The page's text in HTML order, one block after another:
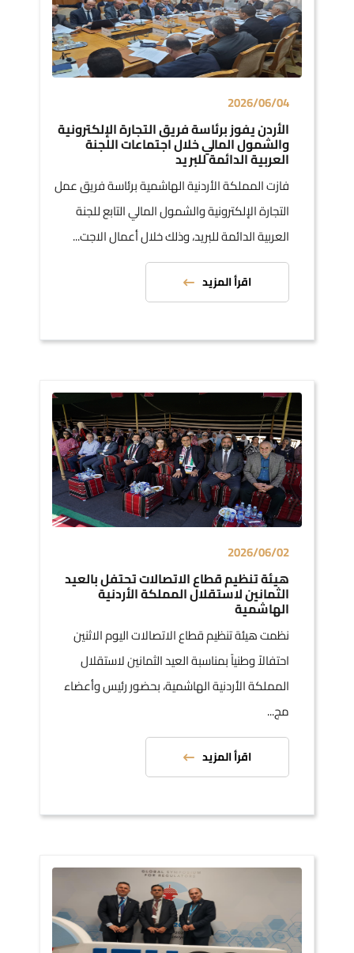
2026/06/04
الأردن يفوز برئاسة فريق التجارة الإلكترونية
والشمول المالي خلال اجتماعات اللجنة
العربية الدائمة للبريد
فازت المملكة الأردنية الهاشمية برئاسة فريق عمل
التجارة الإلكترونية والشمول المالي التابع للجنة
العربية الدائمة للبريد، وذلك خلال أعمال الاجت...
اقرأ المزيد
2026/06/02
هيئة تنظيم قطاع الاتصالات تحتفل بالعيد
الثمانين لاستقلال المملكة الأردنية
الهاشمية
نظمت هيئة تنظيم قطاع الاتصالات اليوم الاثنين
احتفالاً وطنياً بمناسبة العيد الثمانين لاستقلال
المملكة الأردنية الهاشمية، بحضور رئيس وأعضاء
مج...
اقرأ المزيد